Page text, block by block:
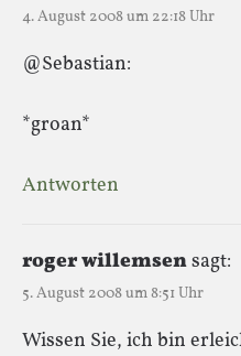
4. August 2008 um 22:18 Uhr
@Sebastian:
*groan*
Antworten
roger willemsensagt:
5. August 2008 um 8:51 Uhr
Wissen Sie, ich bin